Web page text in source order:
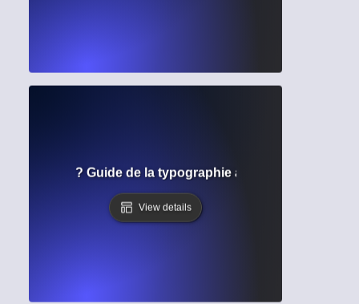
? Guide de la typographie académique et de
View details